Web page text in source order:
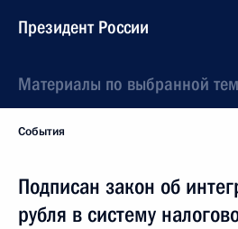
Президент России
Материалы по выбранной
События
Подписан закон об
рубля в систему